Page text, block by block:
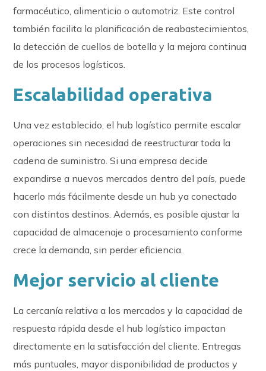
farmacéutico, alimenticio o automotriz. Este control
también facilita la planificación de reabastecimientos,
la detección de cuellos de botella y la mejora continua
de los procesos logísticos.
Escalabilidad operativa
Una vez establecido, el hub logístico permite escalar
operaciones sin necesidad de reestructurar toda la
cadena de suministro. Si una empresa decide
expandirse a nuevos mercados dentro del país, puede
hacerlo más fácilmente desde un hub ya conectado
con distintos destinos. Además, es posible ajustar la
capacidad de almacenaje o procesamiento conforme
crece la demanda, sin perder eficiencia.
Mejor servicio al cliente
La cercanía relativa a los mercados y la capacidad de
respuesta rápida desde el hub logístico impactan
directamente en la satisfacción del cliente. Entregas
más puntuales, mayor disponibilidad de productos y